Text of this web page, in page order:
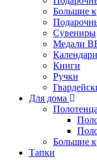
Большие
Сувениры
Медали
Календари
Книги
Ручки
Для дома
Полотенца
Большие
Тапки